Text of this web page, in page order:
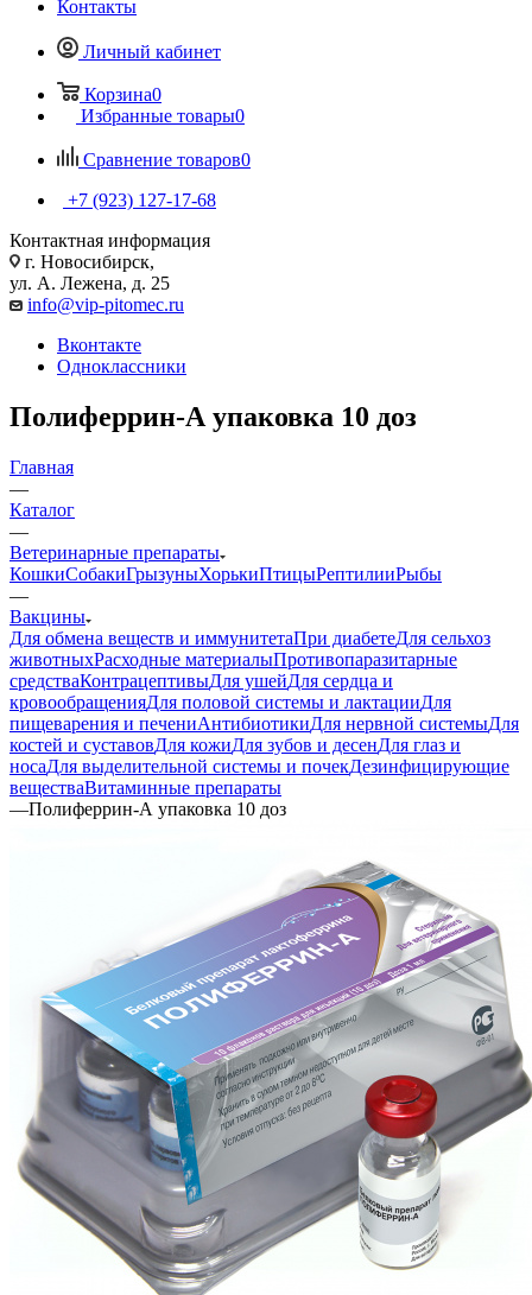
Контакты
Личный кабинет
Корзина0
Избранные товары0
Сравнение товаров0
+7 (923) 127-17-68
Контактная информация
г. Новосибирск,
ул. А. Лежена, д. 25
info@vip-pitomec.ru
Вконтакте
Одноклассники
Полиферрин-А упаковка 10 доз
Главная
—
Каталог
—
Ветеринарные препараты
КошкиСобакиГрызуныХорькиПтицыРептилииРыбы
—
Вакцины
Для обмена веществ и иммунитетаПри диабетеДля сельхоз
животныхРасходные материалыПротивопаразитарные
средстваКонтрацептивыДля ушейДля сердца и
кровообращенияДля половой системы и лактацииДля
пищеварения и печениАнтибиотикиДля нервной системыДля
костей и суставовДля кожиДля зубов и десенДля глаз и
носаДля выделительной системы и почекДезинфицирующие
веществаВитаминные препараты
—Полиферрин-А упаковка 10 доз